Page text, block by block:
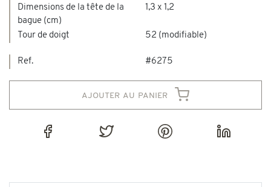
Dimensions de la tête de la
bague (cm)
1,3 x 1,2
Tour de doigt 52 (modifiable)
Ref. #6275
ajouter au panier